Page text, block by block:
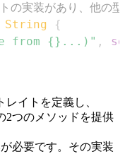
実装があり、他の
String
{
from {}...)" ,
レイトを定義し、
2つのメソッドを提供
必要です。その実装